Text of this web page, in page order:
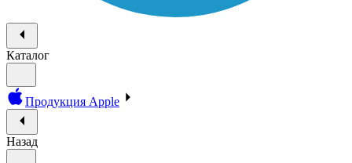
Каталог
Продукция Apple
Назад